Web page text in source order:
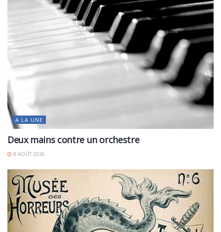
A LA UNE
Deux mains contre un orchestre
8 AOÛT 2026